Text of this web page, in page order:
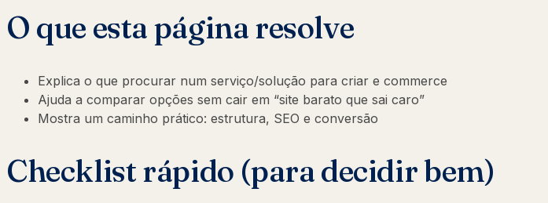
O que esta página resolve
Explica o que procurar num serviço/solução para criar e commerce
Ajuda a comparar opções sem cair em “site barato que sai caro”
Mostra um caminho prático: estrutura, SEO e conversão
Checklist rápido (para decidir bem)